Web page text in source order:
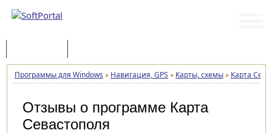
Программы для Windows » Навигация, GPS » Карты, схемы» Карта
Отзывы о программе Карта
Севастополя